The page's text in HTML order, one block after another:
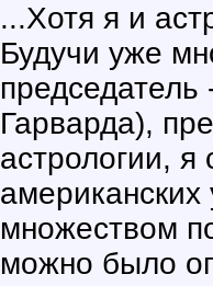
...Хотя я и
Будучи уже
Гарварда),
астрологии, я
множеством
можно было